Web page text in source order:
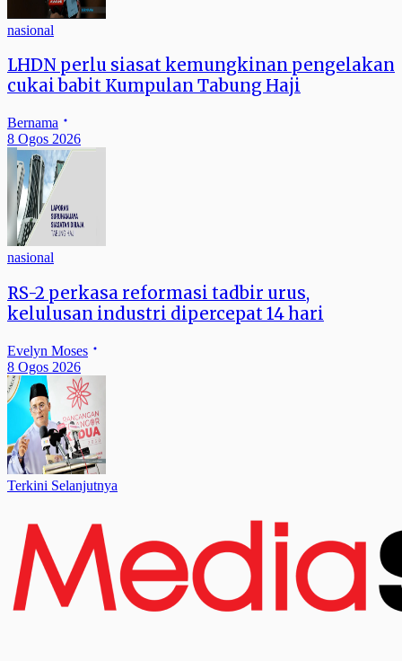
nasional
LHDN perlu siasat kemungkinan pengelakan
cukai babit Kumpulan Tabung Haji
Bernama
8 Ogos 2026
nasional
RS-2 perkasa reformasi tadbir urus,
kelulusan industri dipercepat 14 hari
Evelyn Moses
8 Ogos 2026
Terkini Selanjutnya